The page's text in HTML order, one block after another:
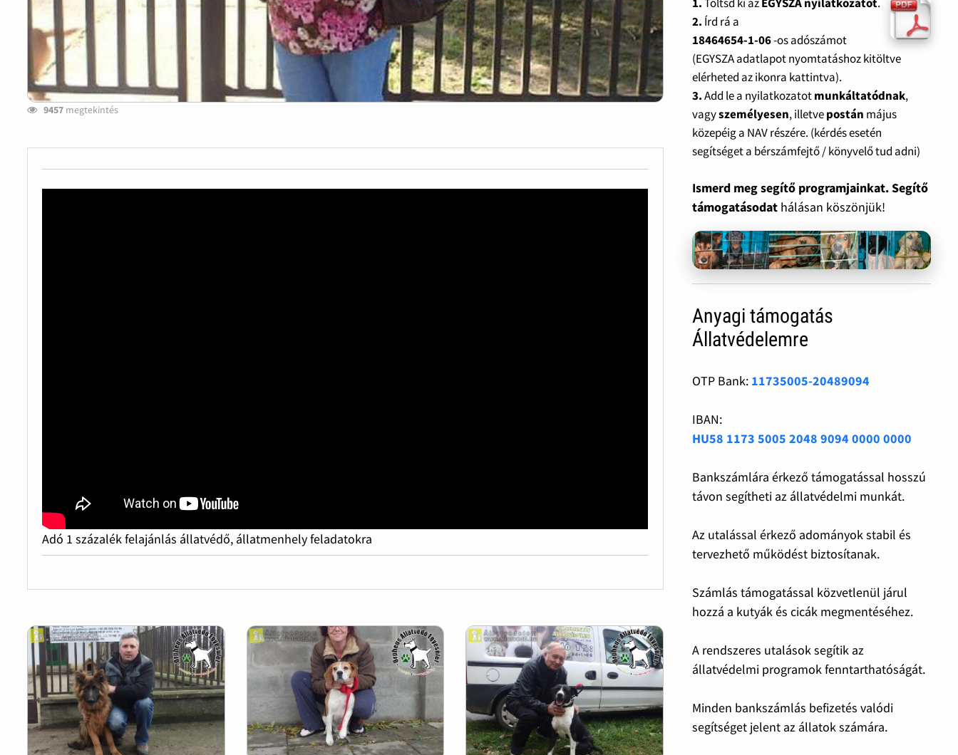
9457 megtekintés
Adó 1 százalék felajánlás állatvédő, állatmenhely feladatokra
2. Írd rá a
18464654-1-06-os adószámot
(EGYSZA adatlapot nyomtatáshoz kitöltve
elérheted az ikonra kattintva).
3.Add le a nyilatkozatotmunkáltatódnak,
vagyszemélyesen, illetvepostán május
közepéig a NAV részére. (kérdés esetén
segítséget a bérszámfejtő / könyvelő tud adni)
Ismerd meg segítő programjainkat. Segítő
támogatásodat hálásan köszönjük!
Anyagi támogatás
Állatvédelemre
OTP Bank: 11735005-20489094
IBAN:
HU58 1173 5005 2048 9094 0000 0000
Bankszámlára érkező támogatással hosszú
távon segítheti az állatvédelmi munkát.
Az utalással érkező adományok stabil és
tervezhető működést biztosítanak.
Számlás támogatással közvetlenül járul
hozzá a kutyák és cicák megmentéséhez.
A rendszeres utalások segítik az
állatvédelmi programok fenntarthatóságát.
Minden bankszámlás befizetés valódi
segítséget jelent az állatok számára.